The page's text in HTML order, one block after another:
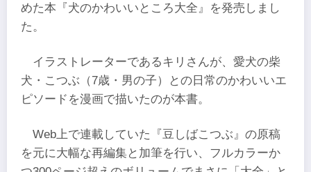
めた本『犬のかわいいところ大全』を発売しまし
た。
イラストレーターであるキリさんが、愛犬の柴
犬・こつぶ（7歳・男の子）との日常のかわいいエ
ピソードを漫画で描いたのが本書。
Web上で連載していた『豆しばこつぶ』の原稿
を元に大幅な再編集と加筆を行い、フルカラーか